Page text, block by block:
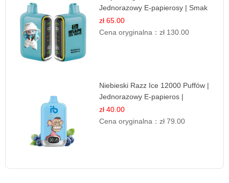
Jednorazowy E-papierosy | Smak
Leśnych Owoców
zł 65.00
Cena oryginalna：zł 130.00
Niebieski Razz Ice 12000 Puffów |
Jednorazowy E-papieros |
Jagodowy Chłód
zł 40.00
Cena oryginalna：zł 79.00